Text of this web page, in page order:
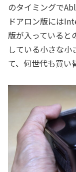
のタイミングで
ドアロン版には
版が入っていると
している小さな
て、何世代も買い